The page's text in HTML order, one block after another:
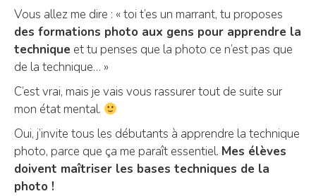
Vous allez me dire : « toi t’es un marrant, tu proposes
des formations photo aux gens pour apprendre la
technique et tu penses que la photo ce n’est pas que
de la technique… »
C’est vrai, mais je vais vous rassurer tout de suite sur
mon état mental.
Oui, j’invite tous les débutants à apprendre la technique
photo, parce que ça me paraît essentiel. Mes élèves
doivent maîtriser les bases techniques de la
photo !